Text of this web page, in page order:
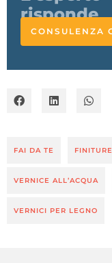
L'esperto
risponde
CONSULENZA
FAI DA TE FINITURE
VERNICE ALL’ACQUA
VERNICI PER LEGNO